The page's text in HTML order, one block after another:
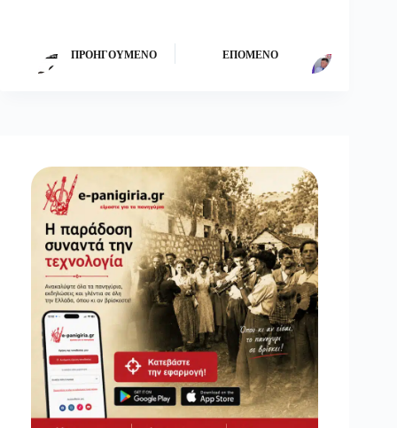
ΠΡΟΗΓΟΎΜΕΝΟ ΕΠΌΜΕΝΟ